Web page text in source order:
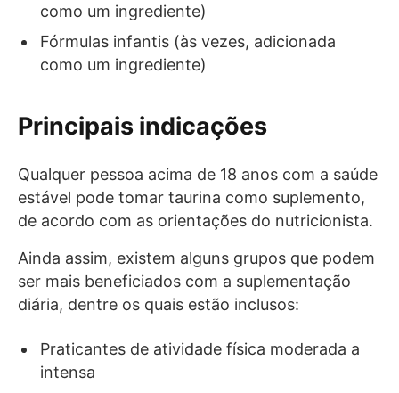
como um ingrediente)
Fórmulas infantis (às vezes, adicionada
como um ingrediente)
Principais indicações
Qualquer pessoa acima de 18 anos com a saúde
estável pode tomar taurina como suplemento,
de acordo com as orientações do nutricionista.
Ainda assim, existem alguns grupos que podem
ser mais beneficiados com a suplementação
diária, dentre os quais estão inclusos:
Praticantes de atividade física moderada a
intensa